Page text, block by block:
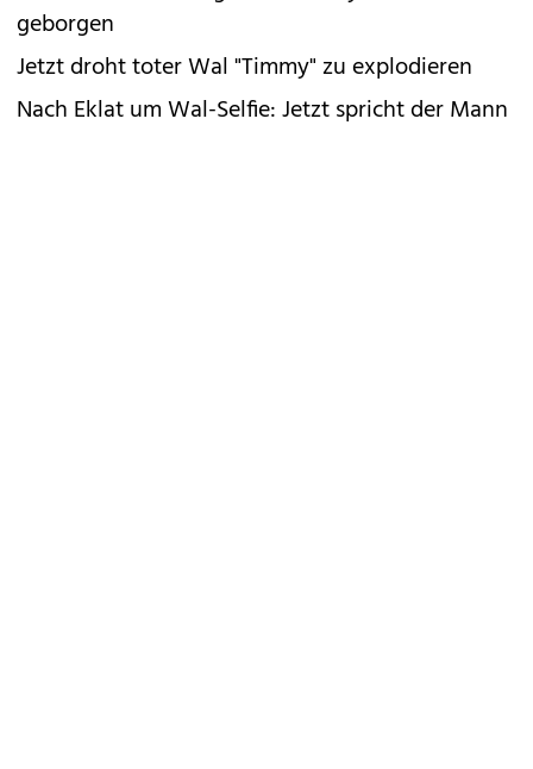
geborgen
Jetzt droht toter Wal "Timmy" zu explodieren
Nach Eklat um Wal-Selfie: Jetzt spricht der Mann